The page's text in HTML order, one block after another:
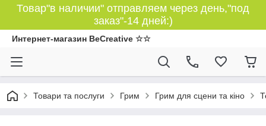
Товар"в наличии" отправляем через день,"под
заказ"-14 дней:)
Интернет-магазин BeCreative ☆☆
Товари та послуги Грим Грим для сцени та кіно